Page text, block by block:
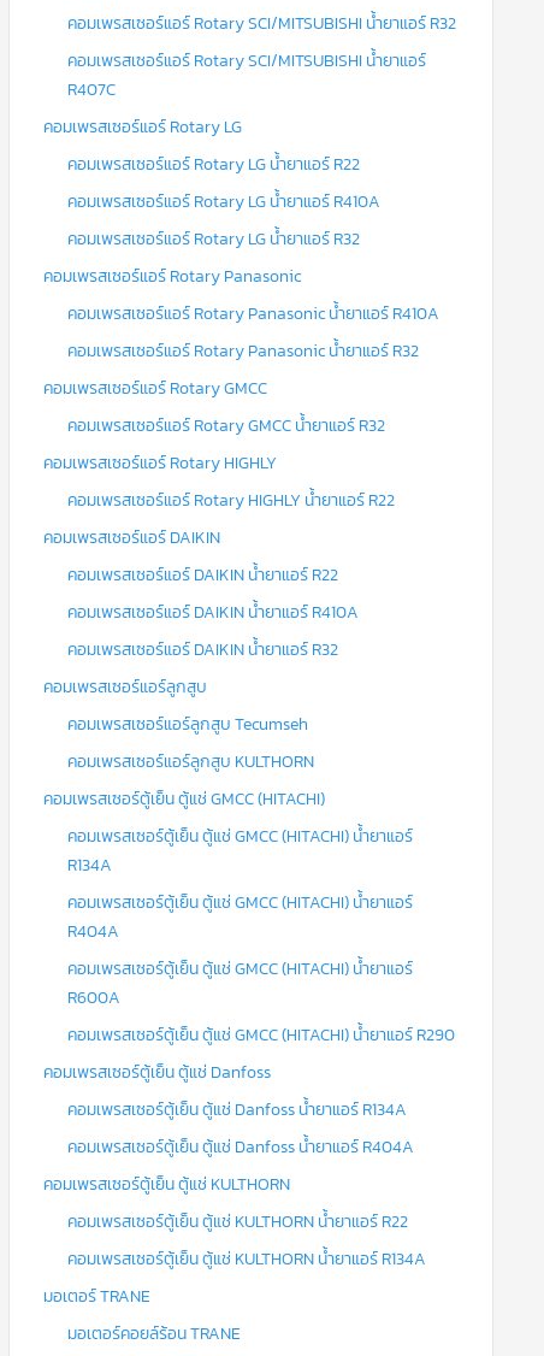
คอมเพรสเซอร์แอร์ Rotary SCI/MITSUBISHI น้ำยาแอร์ R32
คอมเพรสเซอร์แอร์ Rotary SCI/MITSUBISHI น้ำยาแอร์
R407C
คอมเพรสเซอร์แอร์ Rotary LG
คอมเพรสเซอร์แอร์ Rotary LG น้ำยาแอร์ R22
คอมเพรสเซอร์แอร์ Rotary LG น้ำยาแอร์ R410A
คอมเพรสเซอร์แอร์ Rotary LG น้ำยาแอร์ R32
คอมเพรสเซอร์แอร์ Rotary Panasonic
คอมเพรสเซอร์แอร์ Rotary Panasonic น้ำยาแอร์ R410A
คอมเพรสเซอร์แอร์ Rotary Panasonic น้ำยาแอร์ R32
คอมเพรสเซอร์แอร์ Rotary GMCC
คอมเพรสเซอร์แอร์ Rotary GMCC น้ำยาแอร์ R32
คอมเพรสเซอร์แอร์ Rotary HIGHLY
คอมเพรสเซอร์แอร์ Rotary HIGHLY น้ำยาแอร์ R22
คอมเพรสเซอร์แอร์ DAIKIN
คอมเพรสเซอร์แอร์ DAIKIN น้ำยาแอร์ R22
คอมเพรสเซอร์แอร์ DAIKIN น้ำยาแอร์ R410A
คอมเพรสเซอร์แอร์ DAIKIN น้ำยาแอร์ R32
คอมเพรสเซอร์แอร์ลูกสูบ
คอมเพรสเซอร์แอร์ลูกสูบ Tecumseh
คอมเพรสเซอร์แอร์ลูกสูบ KULTHORN
คอมเพรสเซอร์ตู้เย็น ตู้แช่ GMCC (HITACHI)
คอมเพรสเซอร์ตู้เย็น ตู้แช่ GMCC (HITACHI) น้ำยาแอร์
R134A
คอมเพรสเซอร์ตู้เย็น ตู้แช่ GMCC (HITACHI) น้ำยาแอร์
R404A
คอมเพรสเซอร์ตู้เย็น ตู้แช่ GMCC (HITACHI) น้ำยาแอร์
R600A
คอมเพรสเซอร์ตู้เย็น ตู้แช่ GMCC (HITACHI) น้ำยาแอร์ R290
คอมเพรสเซอร์ตู้เย็น ตู้แช่ Danfoss
คอมเพรสเซอร์ตู้เย็น ตู้แช่ Danfoss น้ำยาแอร์ R134A
คอมเพรสเซอร์ตู้เย็น ตู้แช่ Danfoss น้ำยาแอร์ R404A
คอมเพรสเซอร์ตู้เย็น ตู้แช่ KULTHORN
คอมเพรสเซอร์ตู้เย็น ตู้แช่ KULTHORN น้ำยาแอร์ R22
คอมเพรสเซอร์ตู้เย็น ตู้แช่ KULTHORN น้ำยาแอร์ R134A
มอเตอร์ TRANE
มอเตอร์คอยล์ร้อน TRANE